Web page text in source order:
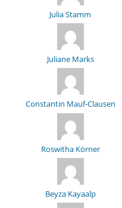
Julia Stamm
Juliane Marks
Constantin Mauf-Clausen
Roswitha Körner
Beyza Kayaalp